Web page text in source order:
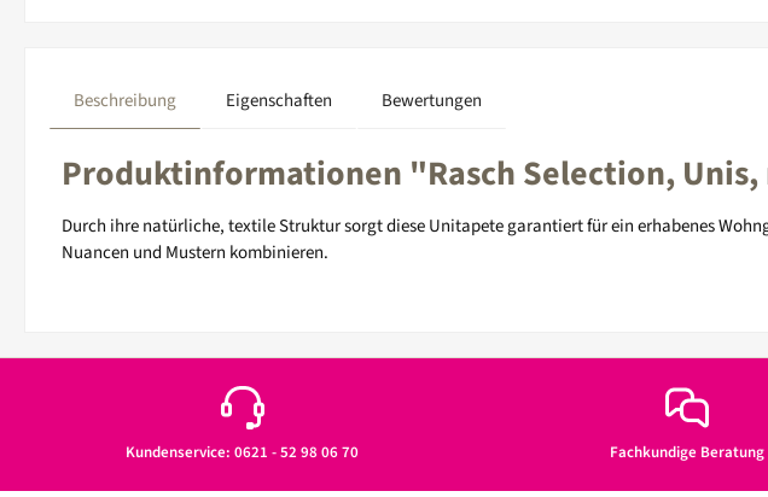
Beschreibung Eigenschaften Bewertungen
Produktinformationen "Rasch Selection,
Durch ihre natürliche, textile Struktur sorgt diese Unitapete garantiert für ein erhabenes
Nuancen und Mustern kombinieren.
Kundenservice: 0621 - 52 98 06 70 Fachkundige Beratung